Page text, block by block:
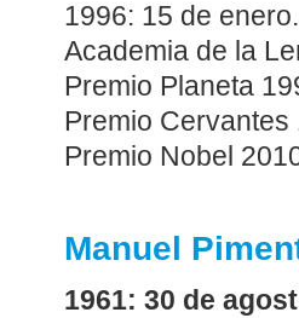
1996: 15 de
Academia de la
Premio Planeta
Premio Cervantes
Premio Nobel
Manuel
1961: 30 de